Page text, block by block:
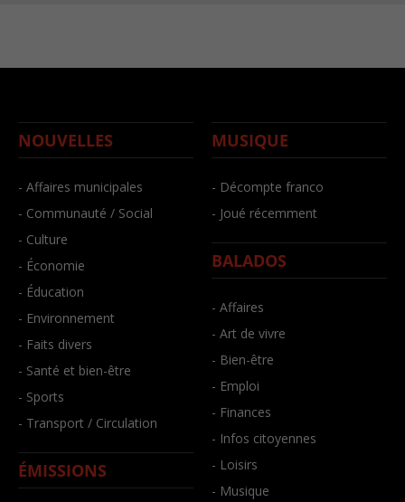
NOUVELLES
- Affaires municipales
- Communauté / Social
- Culture
- Économie
- Éducation
- Environnement
- Faits divers
- Santé et bien-être
- Sports
- Transport / Circulation
ÉMISSIONS
MUSIQUE
- Décompte franco
- Joué récemment
BALADOS
- Affaires
- Art de vivre
- Bien-être
- Emploi
- Finances
- Infos citoyennes
- Loisirs
- Musique